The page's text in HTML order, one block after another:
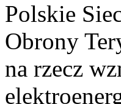
Polskie
Obrony
na rzecz